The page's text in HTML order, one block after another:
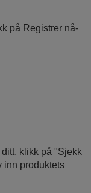
på Registrer nå-
klikk på "Sjekk
inn produktets